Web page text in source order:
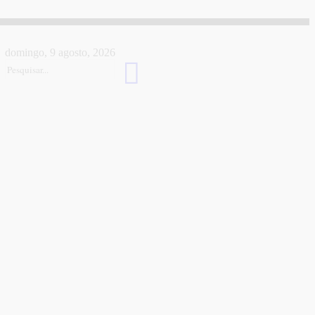
domingo, 9 agosto, 2026